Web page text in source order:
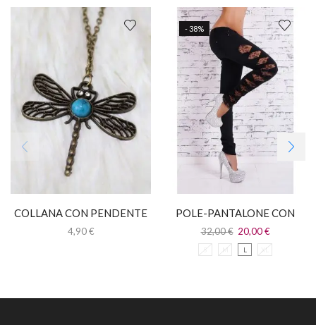
COLLANA CON PENDENTE
LIBELLULA
4,90€
- 38%
POLE-PANTALONE CON
FIOCCHI E INSERTI
LEOPARDATI
32,00€ 20,00€
S M L XL